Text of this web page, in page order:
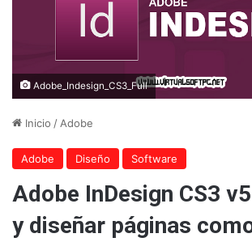
Adobe_Indesign_CS3_Full
Inicio / Adobe
Adobe Diseño Software
Adobe InDesign CS3
y diseñar páginas